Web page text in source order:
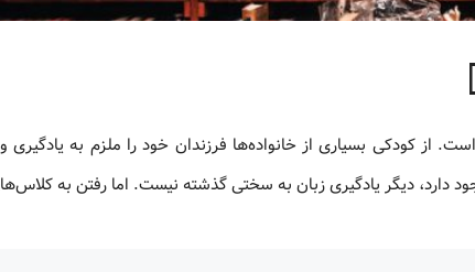
از کودکی بسیاری از خانواده‌ها فرزندان خود را ملزم به
دارد، دیگر یادگیری زبان به سختی گذشته نیست. اما رفتن به